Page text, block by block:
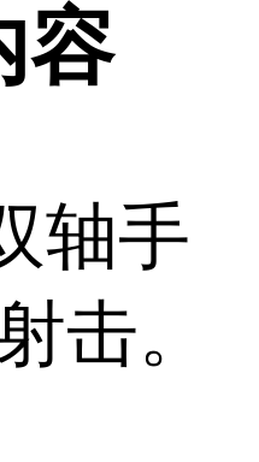
容
轴手
击。